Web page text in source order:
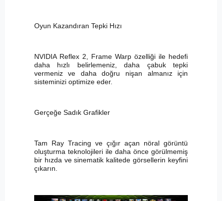
Oyun Kazandıran Tepki Hızı
NVIDIA Reflex 2, Frame Warp özelliği ile hedefi
daha hızlı belirlemeniz, daha çabuk tepki
vermeniz ve daha doğru nişan almanız için
sisteminizi optimize eder.
Gerçeğe Sadık Grafikler
Tam Ray Tracing ve çığır açan nöral görüntü
oluşturma teknolojileri ile daha önce görülmemiş
bir hızda ve sinematik kalitede görsellerin keyfini
çıkarın.